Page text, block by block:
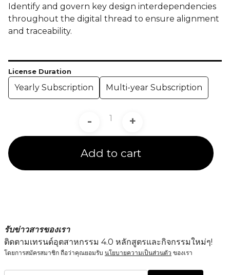
Identify and govern key design interdependencies
throughout the digital thread to ensure alignment
and traceability.
License Duration
Yearly Subscription Multi-year Subscription
- +
Add to cart
รับข่าวสารของเรา
ติดตามเทรนด์อุตสาหกรรม 4.0 หลักสูตรและกิจกรรมใหม่ๆ!
โดยการสมัครสมาชิก ถือว่าคุณยอมรับ นโยบายความเป็นส่วนตัว ของเรา